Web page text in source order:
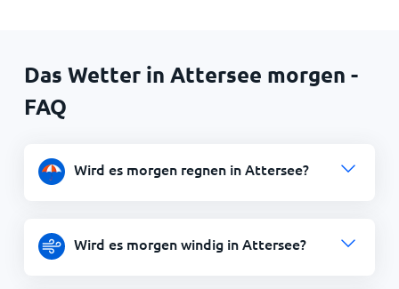
Das Wetter in Attersee morgen -
FAQ
Wird es morgen regnen in Attersee?
Wird es morgen windig in Attersee?